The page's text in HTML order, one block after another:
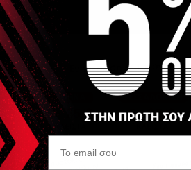
63,50cm για να χωράει κρεβάτια
71cm για να χωράει κρεβάτια πλάτους
Διαστάσεις πλαϊνής τσέπης:
Κατάλληλη για μήκος κρεβατιού
ανάλογα με το πλάτος του κρεβατιού
Είναι ανθεκτική με μεγάλη εξωτερική